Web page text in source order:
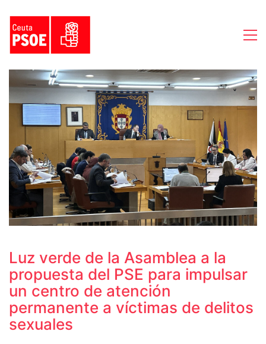
Luz verde de la Asamblea a la
propuesta del PSE para impulsar
un centro de atención
permanente a víctimas de delitos
sexuales